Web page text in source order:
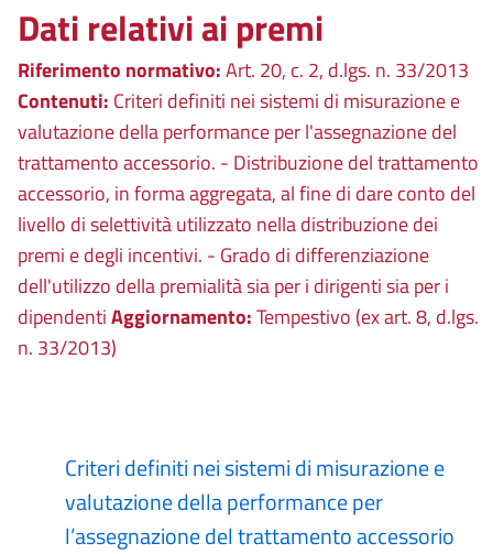
Dati relativi ai premi
Riferimento normativo:Art. 20, c. 2, d.lgs. n. 33/2013
Contenuti: Criteri definiti nei sistemi di misurazione e
valutazione della performance per l'assegnazione del
trattamento accessorio. - Distribuzione del trattamento
accessorio, in forma aggregata, al fine di dare conto del
livello di selettività utilizzato nella distribuzione dei
premi e degli incentivi. - Grado di differenziazione
dell'utilizzo della premialità sia per i dirigenti sia per i
dipendentiAggiornamento:Tempestivo (ex art. 8, d.lgs.
n. 33/2013)
Criteri definiti nei sistemi di misurazione e
valutazione della performance per
l’assegnazione del trattamento accessorio